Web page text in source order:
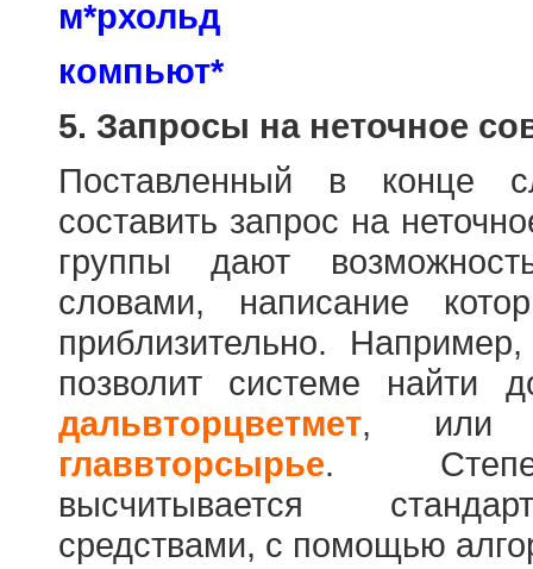
м*рхольд
компьют*
5. Запросы на неточное
Поставленный в конце
составить запрос на
группы дают
словами, написание
приблизительно.
позволит системе найти
дальвторцветмет,
главвторсырье.
высчитывается
средствами, с помощью